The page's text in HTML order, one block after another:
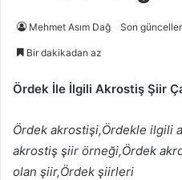
Mehmet Asım Dağ Son
Bir dakikadan az
Ördek İle İlgili Akrostiş Şiir
Ördek akrostişi,Ördekle ilgili
akrostiş şiir örneği,Ördek
olan şiir,Ördek şiirleri